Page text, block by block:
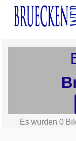
Es wurden 0